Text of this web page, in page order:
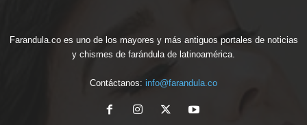
Farandula.co es uno de los mayores y más antiguos portales de noticias
y chismes de farándula de latinoamérica.
Contáctanos: info@farandula.co